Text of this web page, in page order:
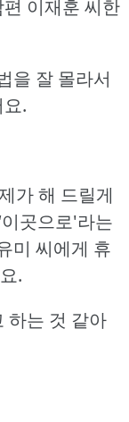
이재훈 씨한
을 잘 몰라서
.
가 해 드릴게
이곳으로'라는
미 씨에게 휴
.
하는 것 같아